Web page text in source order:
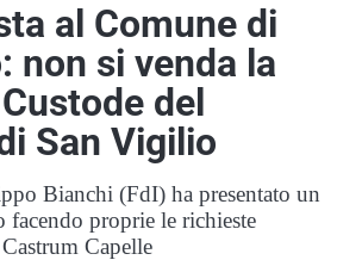
al Comune di
non si venda la
del
San Vigilio
Bianchi (FdI) ha presentato un
proprie le richieste
Capelle